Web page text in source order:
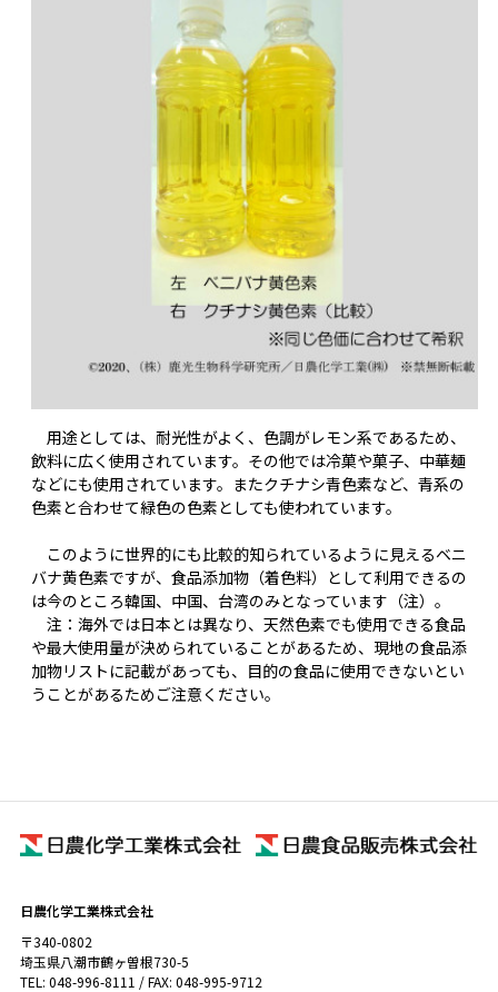
用途としては、耐光性がよく、色調がレモン系であるため、
飲料に広く使用されています。その他では冷菓や菓子、中華麺
などにも使用されています。またクチナシ青色素など、青系の
色素と合わせて緑色の色素としても使われています。
このように世界的にも比較的知られているように見えるベニ
バナ黄色素ですが、食品添加物（着色料）として利用できるの
は今のところ韓国、中国、台湾のみとなっています（注）。
注：海外では日本とは異なり、天然色素でも使用できる食品
や最大使用量が決められていることがあるため、現地の食品添
加物リストに記載があっても、目的の食品に使用できないとい
うことがあるためご注意ください。
日農化学工業株式会社
〒340-0802
埼玉県八潮市鶴ヶ曽根730-5
TEL: 048-996-8111 / FAX: 048-995-9712